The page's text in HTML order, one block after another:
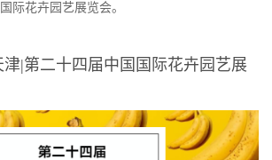
际花卉园艺展览会。
|第二十四届中国国际花卉园艺展